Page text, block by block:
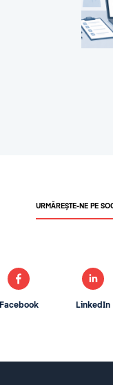
URMĂREȘTE-NE PE
Facebook LinkedIn